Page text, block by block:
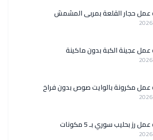
عمل حجار القلعة بمربى المشمش
عجينة الكبة بدون ماكينة
مكرونة بالوايت صوص بدون فراخ
رز بحليب سوري بـ 5 مكونات